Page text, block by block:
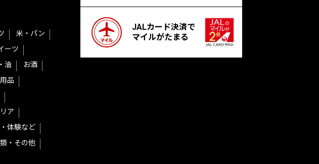
米・パン
ーツ
油
お酒
品
ア
体験など
・その他
JALカード決済で
マイルがたまる